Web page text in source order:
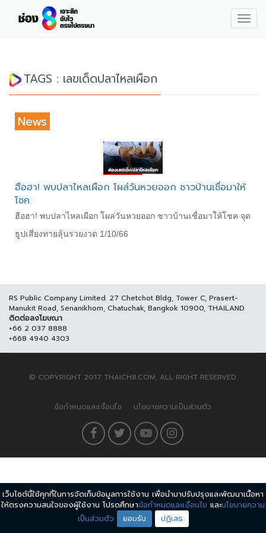
TAGS : เลขเด็ดปลาไหลเผือก
News
ฮือฮา! พบปลาไหลเผือก โผล่วันหวยออก ชาวบ้านเชื่อมาให้
โชค
ฮือฮา! พบปลาไหลเผือก โผล่วันหวยออก ชาวบ้านเชื่อมาให้โชค จุด
ธูปเสี่ยงทายลุ้นรวยงวด 1/10/66
RS Public Company Limited. 27 Chetchot Bldg, Tower C, Prasert-
Manukit Road, Senanikhom, Chatuchak, Bangkok 10900, THAILAND
ติดต่อลงโฆษณา
+66 2 037 8888
+668 4940 4303
© COPYRIGHT 2017 THAICH8.COM, ALL RIGHT RESERVED.
ข้อกำหนดและเงื่อนไข นโยบายความเป็นส่วนตัว
เว็บไซต์นี้ใช้คุกกี้ในการจัดเก็บข้อมูลการใช้งาน เพื่อนำมาปรับปรุงและพัฒนาเนื้อหา
ให้ตรงความสนใจของผู้ใช้งาน โปรดศึกษาข้อกำหนดและเงื่อนไข และนโยบายความ
เป็นส่วนตัว
ยอมรับ ปฏิเสธ